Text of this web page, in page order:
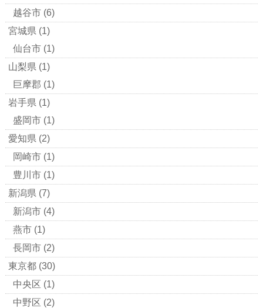
越谷市 (6)
宮城県 (1)
仙台市 (1)
山梨県 (1)
巨摩郡 (1)
岩手県 (1)
盛岡市 (1)
愛知県 (2)
岡崎市 (1)
豊川市 (1)
新潟県 (7)
新潟市 (4)
燕市 (1)
長岡市 (2)
東京都 (30)
中央区 (1)
中野区 (2)